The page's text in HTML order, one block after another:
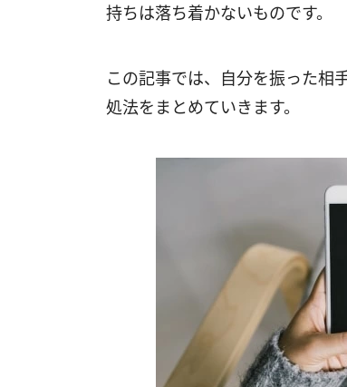
持ちは落ち着かないものです。
この記事では、自分を振った相
処法をまとめていきます。